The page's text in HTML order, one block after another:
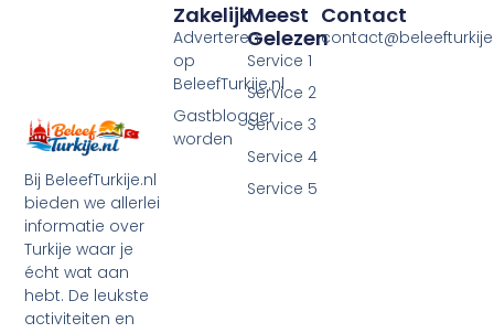
Bij BeleefTurkije.nl
bieden we allerlei
informatie over
Turkije waar je
écht wat aan
hebt. De leukste
activiteiten en
Meest
Gelezen
Service 1
Service 2
Service 3
Service 4
Service 5
Zakelijk
Adverteren
op
BeleefTurkije.nl
Gastblogger
worden
Contact